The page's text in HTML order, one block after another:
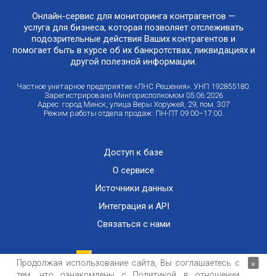
Онлайн-сервис для мониторинга контрагентов —
услуга для бизнеса, которая позволяет отслеживать
подозрительные действия Ваших контрагентов и
помогает быть в курсе об их банкротствах, ликвидациях и
другой полезной информации.
Частное унитарное предприятие «ЛНС Решения». УНП 192855180.
Зарегистрировано Мингорисполкомом 05.06.2026
Адрес: город Минск, улица Веры Хоружей, 29, пом. 307
Режим работы отдела продаж: ПН-ПТ 09:00–17:00.
Доступ к базе
О сервисе
Источники данных
Интеграция и API
Связаться с нами
Публичный договор оказания информационных услуг
Продолжая использование сайта, Вы соглашаетесь с
×